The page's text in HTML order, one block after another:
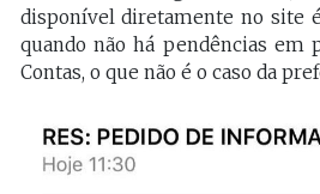
disponível diretamente no site é
quando não há pendências em
Contas, o que não é o caso da